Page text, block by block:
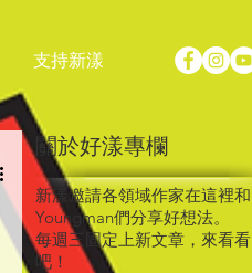
支持新漾
關於好漾專欄
新漾邀請各領域作家在這裡和
Youngman們分享好想法。
每週三固定上新文章，來看看
吧！